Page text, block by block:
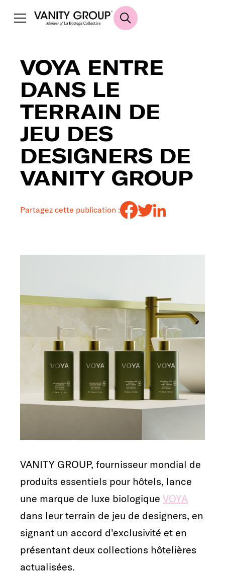
VOYA ENTRE
DANS LE
TERRAIN DE
JEU DES
DESIGNERS DE
VANITY GROUP
Partagez cette publication :
VANITY GROUP, fournisseur mondial de
produits essentiels pour hôtels, lance
une marque de luxe biologique VOYA
dans leur terrain de jeu de designers, en
signant un accord d'exclusivité et en
présentant deux collections hôtelières
actualisées.